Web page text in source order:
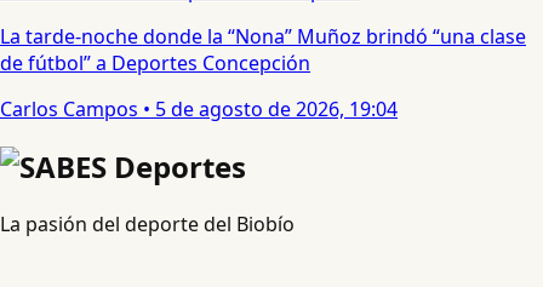
La tarde-noche donde la “Nona” Muñoz brindó “una clase
de fútbol” a Deportes Concepción
Carlos Campos • 5 de agosto de 2026, 19:04
La pasión del deporte del Biobío